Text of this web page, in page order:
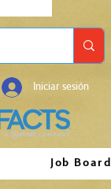
Iniciar sesión
Job Board